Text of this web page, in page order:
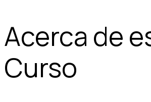
Acerca de
Curso